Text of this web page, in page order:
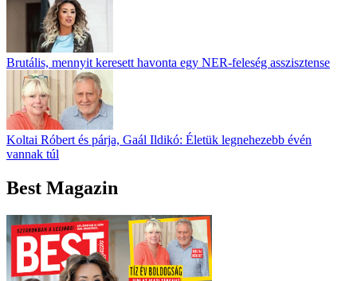
Brutális, mennyit keresett havonta egy NER-feleség asszisztense
Koltai Róbert és párja, Gaál Ildikó: Életük legnehezebb évén
vannak túl
Best Magazin